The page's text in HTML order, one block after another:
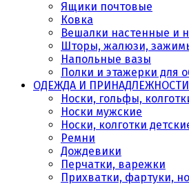
Ящики почтовые
Ковка
Вешалки настенные и
Шторы, жалюзи,
Напольные вазы
Полки и этажерки для
ОДЕЖДА И ПРИНАДЛЕЖНОСТИ
Носки, гольфы,
Носки мужские
Носки, колготки
Ремни
Дождевики
Перчатки, варежки
Прихватки, фартуки,